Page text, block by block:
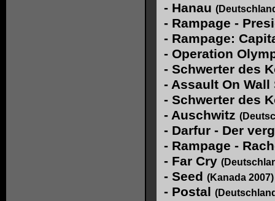
- Hanau
- Rampage -
- Rampage:
- Operation
- Schwerter des
- Assault On
- Schwerter des
- Auschwitz
- Darfur - Der
- Rampage -
- Far Cry
- Seed (Kanada 2007)
- Postal